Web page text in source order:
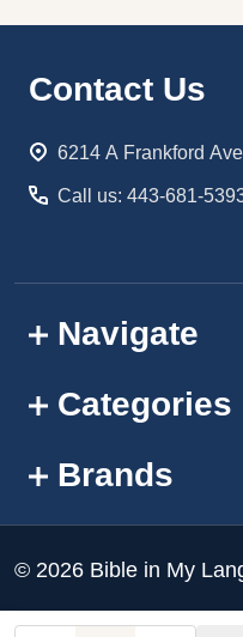
Footer
Contact Us
6214 A Frankford
Call us: 443-681-
Navigate
Categories
Brands
© 2026 Bible in My